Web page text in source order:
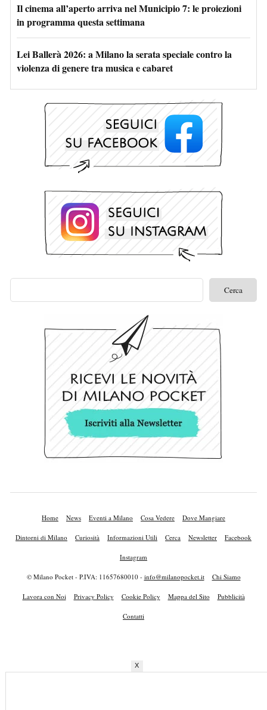
Il cinema all’aperto arriva nel Municipio 7: le proiezioni
in programma questa settimana
Lei Ballerà 2026: a Milano la serata speciale contro la
violenza di genere tra musica e cabaret
Home News Eventi a Milano Cosa Vedere Dove Mangiare
Dintorni di Milano Curiosità Informazioni Utili Cerca Newsletter Facebook
Instagram
© Milano Pocket - P.IVA: 11657680010 - info@milanopocket.it Chi Siamo
Lavora con Noi Privacy Policy Cookie Policy Mappa del Sito Pubblicità
Contatti
X